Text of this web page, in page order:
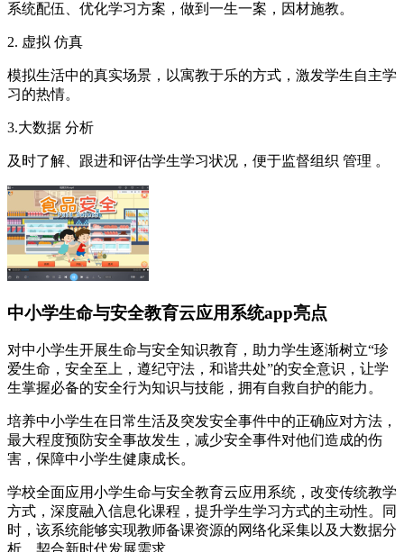
系统配伍、优化学习方案，做到一生一案，因材施教。
2. 虚拟 仿真
模拟生活中的真实场景，以寓教于乐的方式，激发学生自主学
习的热情。
3.大数据 分析
及时了解、跟进和评估学生学习状况，便于监督组织 管理 。
中小学生命与安全教育云应用系统app亮点
对中小学生开展生命与安全知识教育，助力学生逐渐树立“珍
爱生命，安全至上，遵纪守法，和谐共处”的安全意识，让学
生掌握必备的安全行为知识与技能，拥有自救自护的能力。
培养中小学生在日常生活及突发安全事件中的正确应对方法，
最大程度预防安全事故发生，减少安全事件对他们造成的伤
害，保障中小学生健康成长。
学校全面应用小学生命与安全教育云应用系统，改变传统教学
方式，深度融入信息化课程，提升学生学习方式的主动性。同
时，该系统能够实现教师备课资源的网络化采集以及大数据分